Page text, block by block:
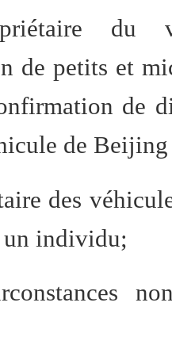
du
de petits et
de
de
des
un individu;